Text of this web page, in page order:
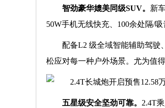
智劲豪华媲美同级SUV。 新
50W手机无线快充、100余处隔/吸
配备L2 级全域智能辅助驾驶
松应对每一种户外场景。尤为值
五星级安全坚劲可靠。 2.4T